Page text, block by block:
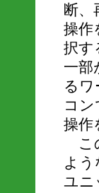
断、
操作
択す
一部
るワ
コ
操作
こ
よ
ユニ